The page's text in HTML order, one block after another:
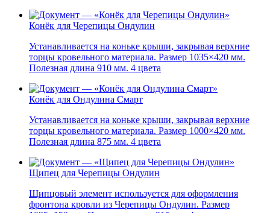
Конёк для Черепицы Ондулин
Устанавливается на коньке крыши, закрывая верхние
торцы кровельного материала. Размер 1035×420 мм.
Полезная длина 910 мм. 4 цвета
Конёк для Ондулина Смарт
Устанавливается на коньке крыши, закрывая верхние
торцы кровельного материала. Размер 1000×420 мм.
Полезная длина 875 мм. 4 цвета
Щипец для Черепицы Ондулин
Щипцовый элемент используется для оформления
фронтона кровли из Черепицы Ондулин. Размер